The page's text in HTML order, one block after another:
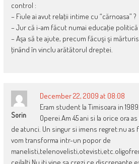
control :
– Fiule ai avut relaţii intime cu “cărnoasa” ?
– Jur că i-am făcut numai educaţie
– Aşa să te ajute, precum făcuşi şi
ţinând în vinclu arătătorul dreptei.
Sorin
December 22, 2009 at 08:08
Eram student la Timisoara in
Operei.Am 45 ani si la orice ora
de atunci. Un singur si imens regret:nu as
vom transforma intr-un popor de